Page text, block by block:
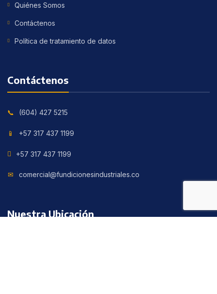
Quiénes Somos
Contáctenos
Política de tratamiento de datos
Contáctenos
(604) 427 5215
+57 317 437 1199
+57 317 437 1199
comercial@fundicionesindustriales.co
Nuestra Ubicación